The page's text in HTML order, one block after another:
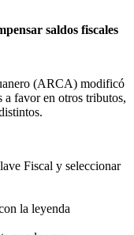
saldos fiscales
(ARCA) modificó
a favor en otros tributos,
Fiscal y seleccionar
la leyenda